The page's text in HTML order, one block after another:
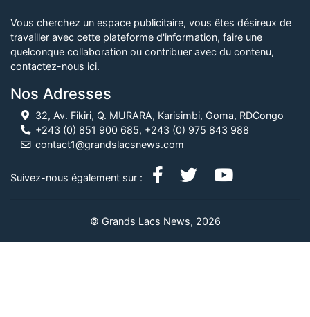
Vous cherchez un espace publicitaire, vous êtes désireux de
travailler avec cette plateforme d'information, faire une
quelconque collaboration ou contribuer avec du contenu,
contactez-nous ici.
Nos Adresses
32, Av. Fikiri, Q. MURARA, Karisimbi, Goma, RDCongo
+243 (0) 851 900 685, +243 (0) 975 843 988
contact1@grandslacsnews.com
Suivez-nous également sur :
© Grands Lacs News, 2026